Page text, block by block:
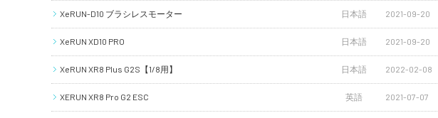
XeRUN-D10 ブラシレスモーター 日本語 2021-09-20
XeRUN XD10 PRO 日本語 2021-09-20
XeRUN XR8 Plus G2S【1/8用】 日本語 2022-02-08
XERUN XR8 Pro G2 ESC 英語 2021-07-07